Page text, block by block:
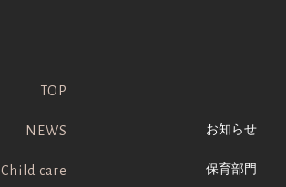
TOP
NEWS お知らせ
Child care 保育部門